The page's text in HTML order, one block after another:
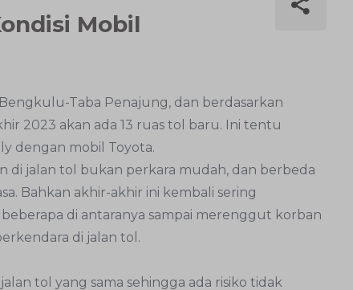
Mobil
Taba Penajung, dan berdasarkan
2023 akan ada 13 ruas tol baru. Ini tentu
dengan mobil Toyota.
di jalan tol bukan perkara mudah, dan berbeda
Bahkan akhir-akhir ini kembali sering
di antaranya sampai merenggut korban
di jalan tol.
tol yang sama sehingga ada risiko tidak